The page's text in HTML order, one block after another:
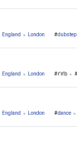
England London dubstep
England London r'n'b
England London dance